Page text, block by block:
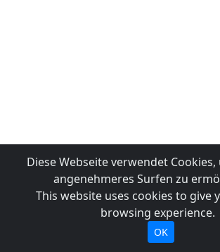
Diese Webseite verwendet
angenehmeres Surfen zu
This website uses cookies to give
browsing experience.
OK